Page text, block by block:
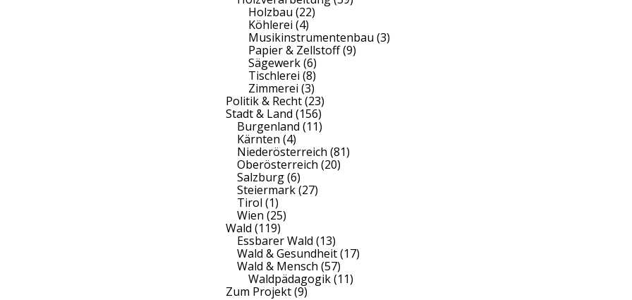
Holzbau (22)
Köhlerei (4)
Musikinstrumentenbau (3)
Papier & Zellstoff(9)
Sägewerk(6)
Tischlerei (8)
Zimmerei (3)
Politik & Recht(23)
Stadt & Land (156)
Burgenland (11)
Kärnten (4)
Niederösterreich (81)
Oberösterreich (20)
Salzburg(6)
Steiermark(27)
Tirol (1)
Wien (25)
Wald (119)
Essbarer Wald (13)
Wald & Gesundheit(17)
Wald & Mensch (57)
Waldpädagogik(11)
Zum Projekt(9)